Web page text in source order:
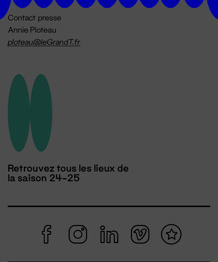
Contact presse
Annie Ploteau
ploteau@leGrandT.fr
Retrouvez tous les lieux de
la saison 24-25